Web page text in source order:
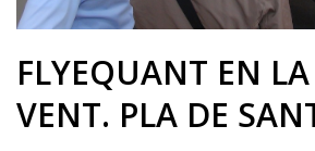
FLYEQUANT EN
VENT. PLA DE